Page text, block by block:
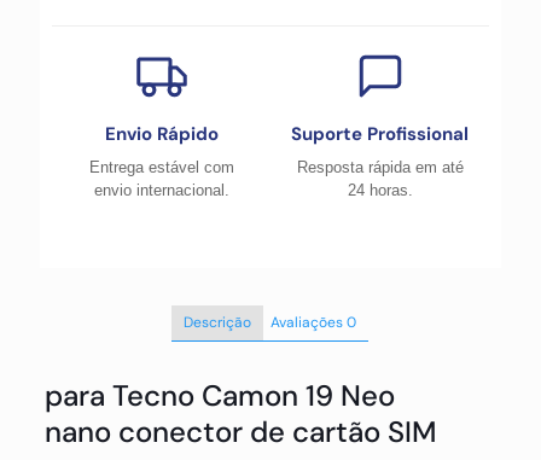
Envio Rápido
Entrega estável com
envio internacional.
Suporte Profissional
Resposta rápida em até
24 horas.
Descrição Avaliações0
para Tecno Camon 19 Neo
nano conector de cartão SIM